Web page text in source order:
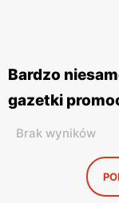
Bardzo
gazetki
Brak wyników